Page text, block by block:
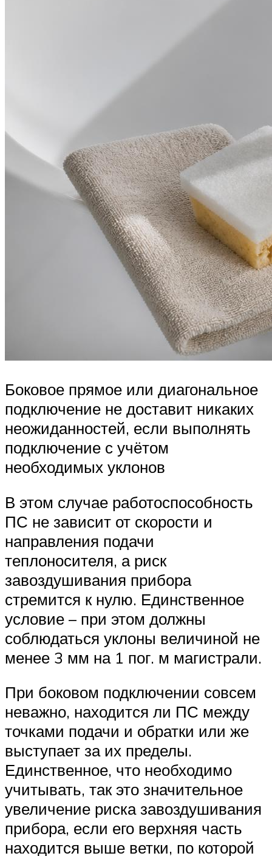
Боковое прямое или диагональное
подключение не доставит никаких
неожиданностей, если выполнять
подключение с учётом
необходимых уклонов
В этом случае работоспособность
ПС не зависит от скорости и
направления подачи
теплоносителя, а риск
завоздушивания прибора
стремится к нулю. Единственное
условие – при этом должны
соблюдаться уклоны величиной не
менее 3 мм на 1 пог. м магистрали.
При боковом подключении совсем
неважно, находится ли ПС между
точками подачи и обратки или же
выступает за их пределы.
Единственное, что необходимо
учитывать, так это значительное
увеличение риска завоздушивания
прибора, если его верхняя часть
находится выше ветки, по которой